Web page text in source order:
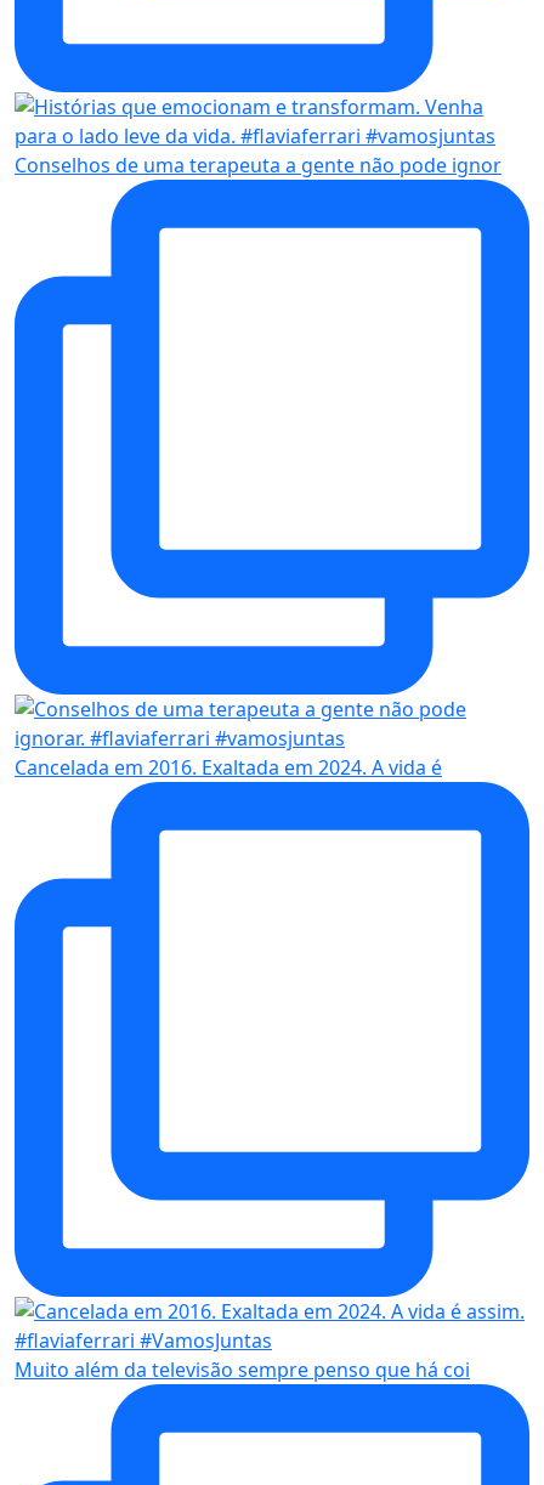
Conselhos de uma terapeuta a gente não pode ignor
Cancelada em 2016. Exaltada em 2024. A vida é
Muito além da televisão sempre penso que há coi